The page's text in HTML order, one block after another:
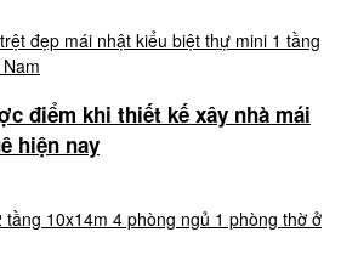
điểm khi thiết kế xây nhà mái
hiện nay